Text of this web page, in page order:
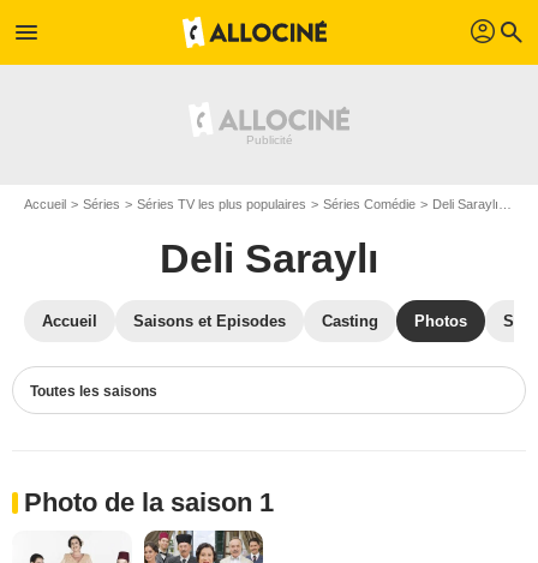
menu profil search
Accueil Séries Séries TV les plus populaires Séries Comédie Deli Saraylı
Deli Saraylı
Accueil Saisons et Episodes Casting Photos
Toutes les saisons
Photo de la saison 1